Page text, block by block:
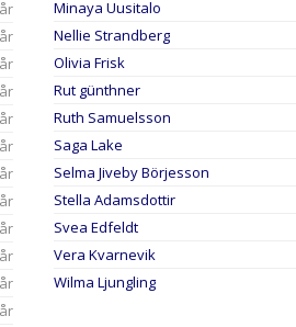
Minaya Uusitalo
Nellie Strandberg
Olivia Frisk
Rut günthner
Ruth Samuelsson
Saga Lake
Selma Jiveby Börjesson
Stella Adamsdottir
Svea Edfeldt
Vera Kvarnevik
Wilma Ljungling